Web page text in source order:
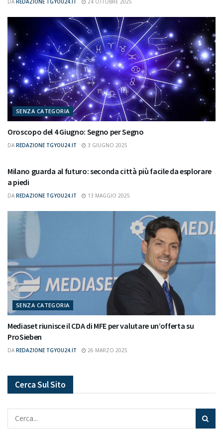
SENZA CATEGORIA
Oroscopo del 4 Giugno: Segno per Segno
DA REDAZIONE TGYOU24.IT 3 GIUGNO 2025
Milano guarda al futuro: seconda città più facile da esplorare
a piedi
DA REDAZIONE TGYOU24.IT 13 MAGGIO 2025
SENZA CATEGORIA
Mediaset riunisce il CDA di MFE per valutare un’offerta su
ProSieben
DA REDAZIONE TGYOU24.IT 26 MARZO 2025
Cerca Sul Sito